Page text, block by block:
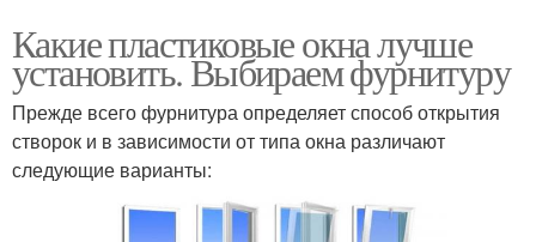
Какие пластиковые окна лучше
установить. Выбираем фурнитуру
Прежде всего фурнитура определяет способ открытия
створок и в зависимости от типа окна различают
следующие варианты: